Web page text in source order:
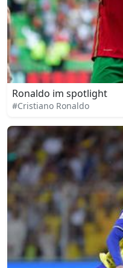
Ronaldo im spotlight
#Cristiano Ronaldo